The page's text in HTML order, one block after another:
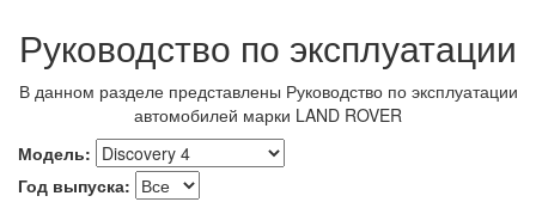
Руководство по эксплуатации
В данном разделе представлены Руководство по эксплуатации
автомобилей марки LAND ROVER
Модель:
Год выпуска: